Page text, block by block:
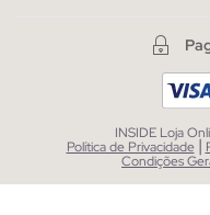
INSIDE Loja
Política de Privacidade |
Condições